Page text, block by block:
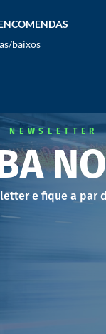
baixos
NEWSLETTER
e fique a par